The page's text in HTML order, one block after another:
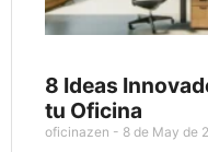
8 Ideas
tu Oficina
oficinazen 8 de May de